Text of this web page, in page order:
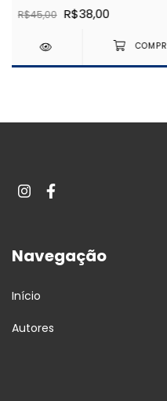
R$45,00 R$38,00
Navegação
Início
Autores